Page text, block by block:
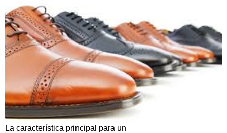
La característica principal para un